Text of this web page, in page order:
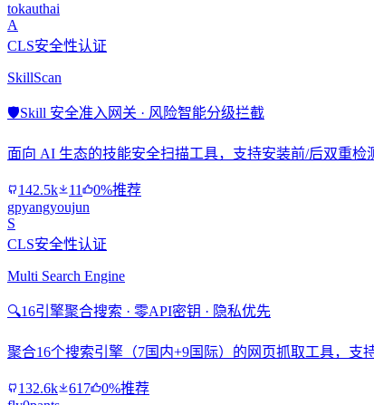
tokauthai
A
CLS安全性认证
SkillScan
🛡️Skill 安全准入网关 · 风险智能分级拦截
面向 AI 生态的技能安全扫描工具，支持安装前/后双重检
142.5k 11
0%推荐
gpyangyoujun
S
CLS安全性认证
Multi Search Engine
🔍16引擎聚合搜索 · 零API密钥 · 隐私优先
聚合16个搜索引擎（7国内+9国际）的网页抓取工具，支
132.6k 617
0%推荐